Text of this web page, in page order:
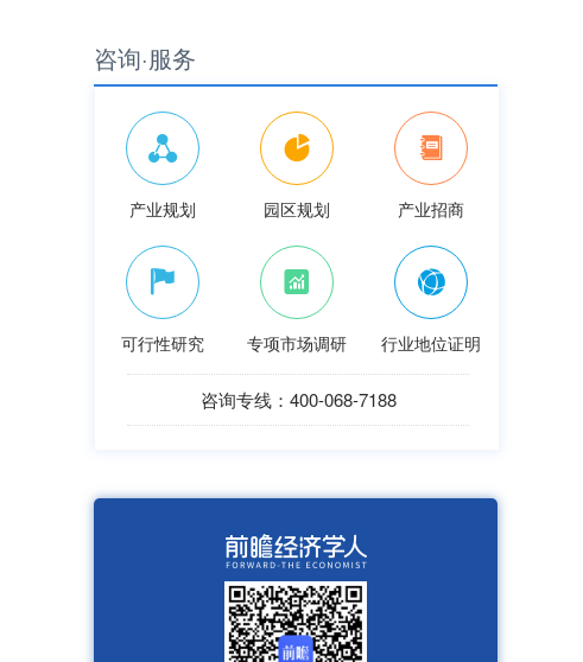
咨询·服务
产业规划 园区规划 产业招商
可行性研究 专项市场调研 行业地位证明
咨询专线：400-068-7188